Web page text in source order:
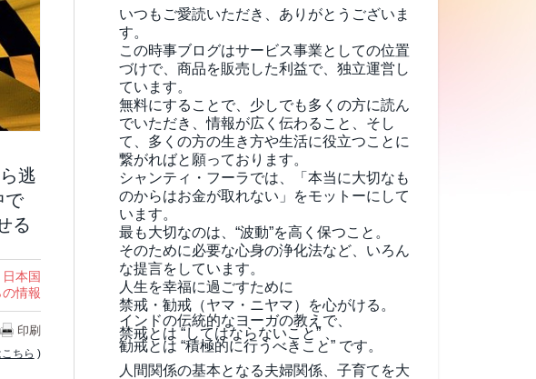
逃
で
る
日本国
情報
印刷
ちら )
いつもご愛読いただき、ありがとうございま
す。
この時事ブログはサービス事業としての位置
づけで、商品を販売した利益で、独立運営し
ています。
無料にすることで、少しでも多くの方に読ん
でいただき、情報が広く伝わること、そし
て、 多くの方の生き方や生活に役立つことに
繋がればと願っております。
シャンティ・フーラでは、「本当に大切なも
のからはお金が取れない」をモットーにして
います。
最も大切なのは、“波動”を高く保つこと。
そのために必要な心身の浄化法など、いろん
な提言をしています。
人生を幸福に過ごすために
禁戒・勧戒（ヤマ・ニヤマ）を心がける。
インドの伝統的なヨーガの教えで、
禁戒とは “してはならないこと” 、
勧戒とは “積極的に行うべきこと” です。
人間関係の基本となる夫婦関係、子育てを大